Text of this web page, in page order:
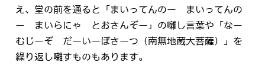
え、堂の前を通ると「まいってんのー まいってんの
ー まいらにゃ とおさんぞー」の囃し言葉や「なー
むじーぞ だーいーぼさーつ（南無地蔵大菩薩）」を
繰り返し囃すものもあります。